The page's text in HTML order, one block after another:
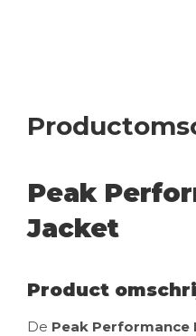
Peak
Jacket
Product
De Peak Performance